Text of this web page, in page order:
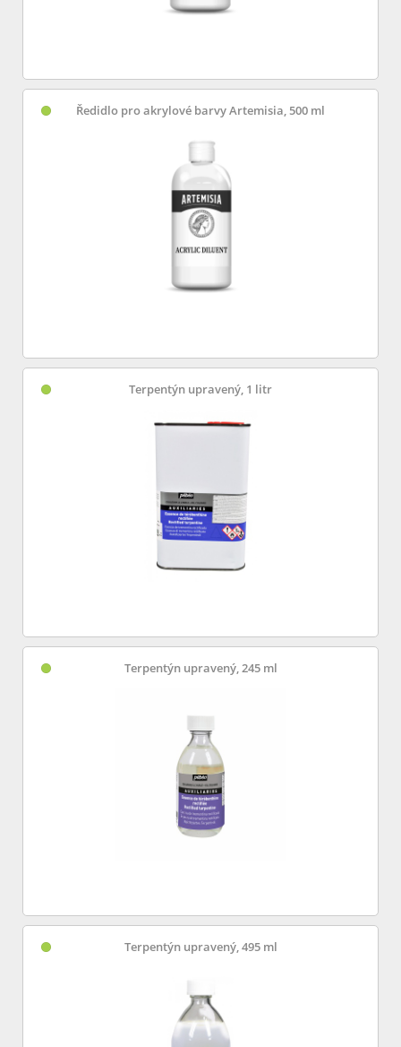
Ředidlo pro akrylové barvy Artemisia, 500 ml
Terpentýn upravený, 1 litr
Terpentýn upravený, 245 ml
Terpentýn upravený, 495 ml